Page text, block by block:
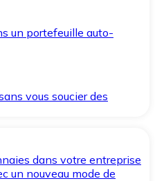
un portefeuille auto-
vous soucier des
dans votre entreprise
un nouveau mode de